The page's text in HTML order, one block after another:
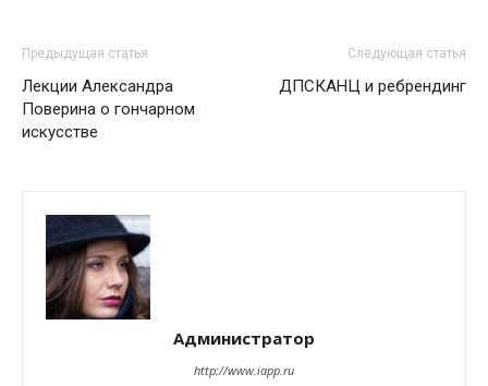
Предыдущая статья
Лекции Александра
Поверина о гончарном
искусстве
Следующая статья
ДПСКАНЦ и ребрендинг
Администратор
http://www.iapp.ru